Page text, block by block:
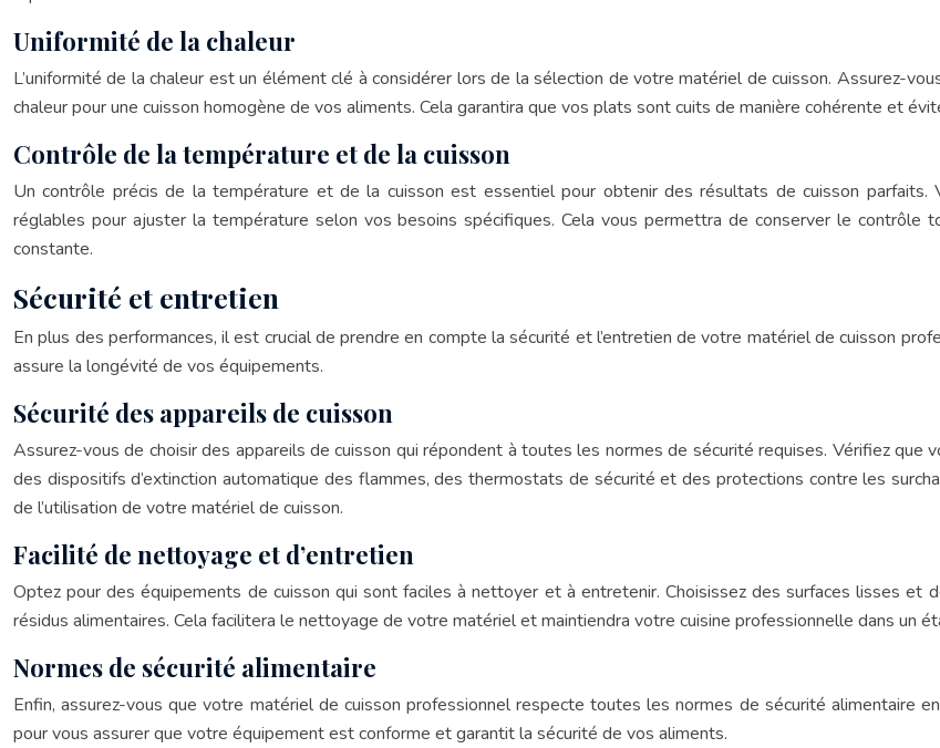
Uniformité de la chaleur
L’uniformité de la chaleur est un élément clé à considérer lors de la sélection de votre matériel de cuisson. Assurez-
chaleur pour une cuisson homogène de vos aliments. Cela garantira que vos plats sont cuits de manière cohérente et
Contrôle de la température et de la cuisson
Un contrôle précis de la température et de la cuisson est essentiel pour obtenir des résultats de cuisson
réglables pour ajuster la température selon vos besoins spécifiques. Cela vous permettra de conserver le
constante.
Sécurité et entretien
En plus des performances, il est crucial de prendre en compte la sécurité et l’entretien de votre matériel de cuisson
assure la longévité de vos équipements.
Sécurité des appareils de cuisson
Assurez-vous de choisir des appareils de cuisson qui répondent à toutes les normes de sécurité requises. Vérifiez
des dispositifs d’extinction automatique des flammes, des thermostats de sécurité et des protections contre les
de l’utilisation de votre matériel de cuisson.
Facilité de nettoyage et d’entretien
Optez pour des équipements de cuisson qui sont faciles à nettoyer et à entretenir. Choisissez des surfaces lisses et
résidus alimentaires. Cela facilitera le nettoyage de votre matériel et maintiendra votre cuisine professionnelle dans un
Normes de sécurité alimentaire
Enfin, assurez-vous que votre matériel de cuisson professionnel respecte toutes les normes de sécurité alimentaire
pour vous assurer que votre équipement est conforme et garantit la sécurité de vos aliments.